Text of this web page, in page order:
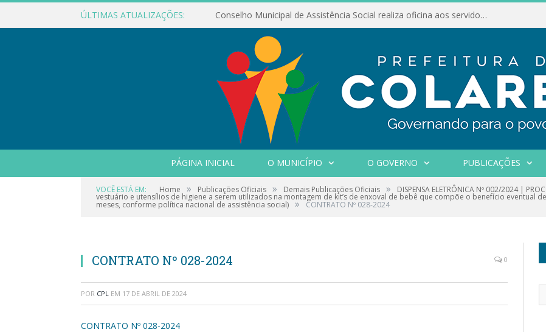
ÚLTIMAS ATUALIZAÇÕES: Conselho Municipal de Assistência Social realiza oficina aos servidores
PÁGINA INICIAL O MUNICÍPIO O GOVERNO PUBLICAÇÕES
VOCÊ ESTÁ EM: Home » Publicações Oficiais » Demais Publicações Oficiais » DISPENSA ELETRÔNICA Nº 002/2024 |
vestuário e utensílios de higiene a serem utilizados na montagem de kit’s de enxoval de bebê que compõe o benefício eventual
meses, conforme política nacional de assistência social) » CONTRATO Nº 028-2024
CONTRATO Nº 028-2024 0
POR CPL EM 17 DE ABRIL DE 2024
CONTRATO Nº 028-2024